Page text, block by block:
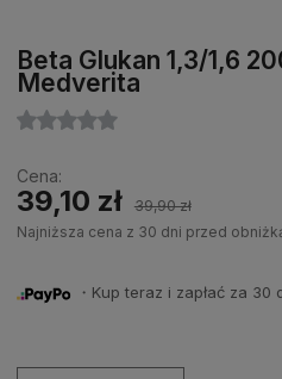
oferty lub zaloguj
produkty do
Beta Glukan 1,3/1,6
Medverita
Cena:
39,10 zł
39,90 zł
Najniższa cena z 30 dni przed
・Kup teraz i zapłać za 30